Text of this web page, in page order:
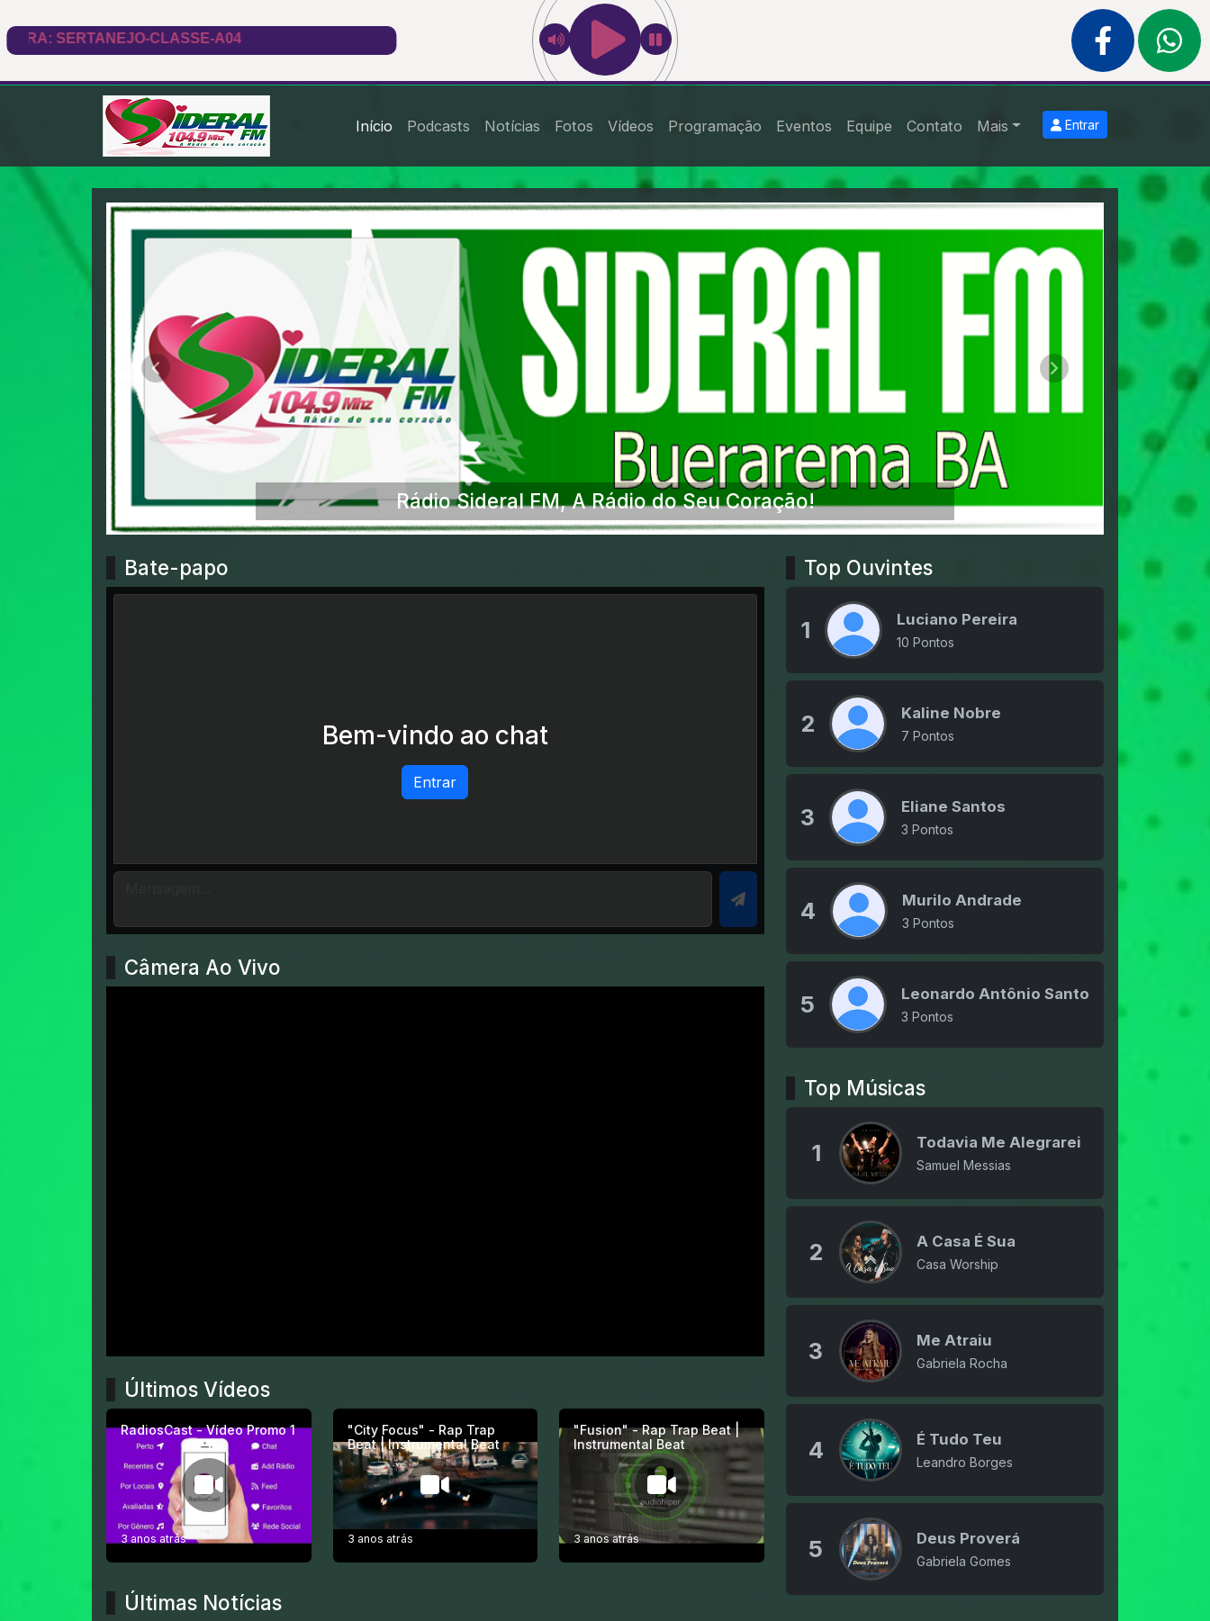
Início Podcasts Notícias Fotos Vídeos Programação Eventos Equipe Contato Mais Entrar
Rádio Sideral FM 104,9 Mhz
Rádio Sideral FM, A Rádio do Seu Coração!
Anterior Próximo
Bate-papo
Bem-vindo ao chat
Entrar
Câmera Ao Vivo
Últimos Vídeos
RadiosCast - Vídeo Promo 1
3 anos atrás
"City Focus" - Rap Trap
Beat | Instrumental Beat
3 anos atrás
"Fusion" - Rap Trap Beat |
Instrumental Beat
3 anos atrás
Últimas Notícias
Top Ouvintes
1 Luciano Pereira
10 Pontos
2 Kaline Nobre
7 Pontos
3 Eliane Santos
3 Pontos
4 Murilo Andrade
3 Pontos
5 Leonardo Antônio Santos
3 Pontos
Top Músicas
1 Todavia Me Alegrarei
Samuel Messias
2 A Casa É Sua
Casa Worship
3 Me Atraiu
Gabriela Rocha
4 É Tudo Teu
Leandro Borges
5 Deus Proverá
Gabriela Gomes